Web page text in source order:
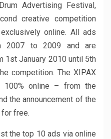
Advertising Festival,
creative competition
online. All ads
2007 to 2009 and are
1st January 2010 until 5th
competition. The XIPAX
100% online – from the
the announcement of the
free.
the top 10 ads via online